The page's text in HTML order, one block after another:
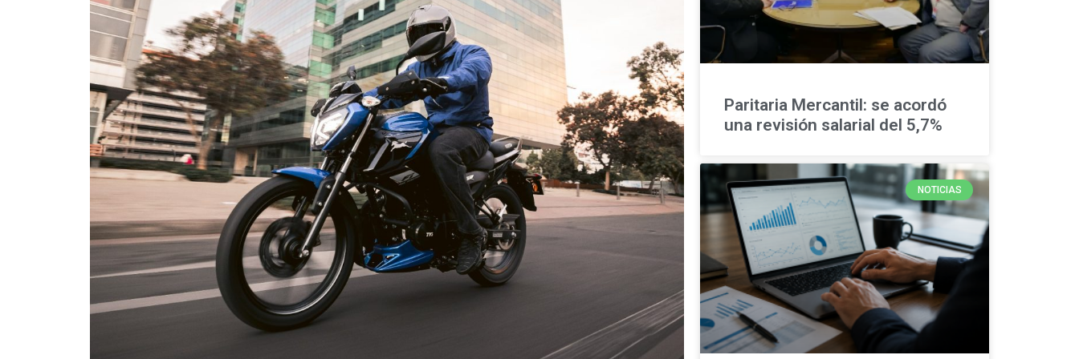
Paritaria Mercantil: se acordó
una revisión salarial del 5,7%
NOTICIAS